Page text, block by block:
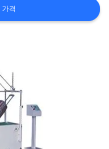
가격